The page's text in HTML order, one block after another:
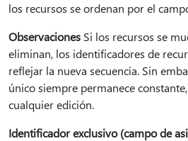
los recursos se ordenan por el
Observaciones Si los recursos se
eliminan, los identificadores de
reflejar la nueva secuencia. Sin
único siempre permanece
cualquier edición.
Identificador exclusivo (campo de